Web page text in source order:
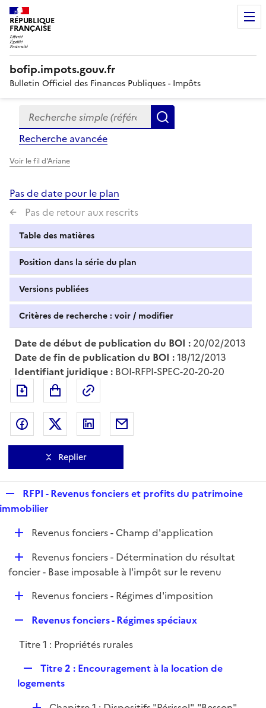
RÉPUBLIQUE
FRANÇAISE
bofip.impots.gouv.fr
Bulletin Officiel des Finances Publiques - Impôts
Formulaire
de
recherche
Recherche simple (références, mots clés, partie du
Recherche avancée
Voir le fil d'Ariane
Pas de date pour le plan
Pas de retour aux rescrits
Table des matières
Position dans la série du plan
Versions publiées
Critères de recherche : voir / modifier
Date de début de publication du BOI : 20/02/2013
Date de fin de publication du BOI :18/12/2013
Identifiant juridique : BOI-RFPI-SPEC-20-20-20
Exporter le document au format pdf
Partager sur Facebook
Partager sur Twitter
Partager sur LinkedIn
Replier
e
l
i
e
r
RFPI - Revenus fonciers et profits du patrimoine
immobilier
D
l
Revenus fonciers - Champ d'application
D
é
r
Revenus fonciers - Détermination du résultat
foncier - Base imposable à l'impôt sur le revenu
D
l
i
e
r
Revenus fonciers - Régimes d'imposition
p
e
Revenus fonciers - Régimes spéciaux
Titre 1 : Propriétés rurales
e
Titre 2 : Encouragement à la location de
logements